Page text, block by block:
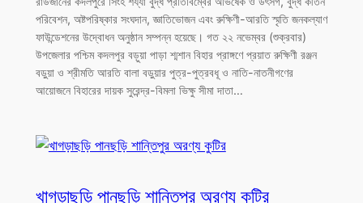
পরিবেশন, অষ্টপরিষ্কার সংঘদান, জ্ঞাতিভোজন এবং রুক্ষিণী-আরতি স্মৃতি জনকল্যাণ
ফাউন্ডেশনের উদ্বোধন অনুষ্ঠান সম্পন্ন হয়েছে। গত ২২ নভেম্বর (শুক্রবার)
উপজেলার পশ্চিম কদলপুর বড়ুয়া পাড়া শ্মশান বিহার প্রাঙ্গণে প্রয়াত রুক্ষিণী রঞ্জন
বড়ুয়া ও শ্রীমতি আরতি বালা বড়ুয়ার পুত্র-পুত্রবধূ ও নাতি-নাতনীগণের
আয়োজনে বিহারের দায়ক সুরেন্দ্র-বিমলা ভিক্ষু সীমা দাতা…
খাগড়াছড়ি পানছড়ি শান্তিপুর অরণ্য কুটির